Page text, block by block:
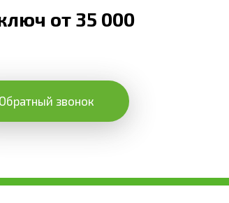
от 35 000
Обратный звонок